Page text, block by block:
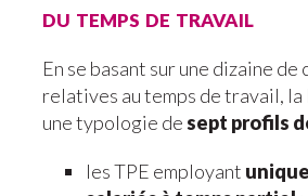
du temps de travail
En se basant sur une dizaine
relatives au temps de travail, la
une typologie desept profils
les TPE employant